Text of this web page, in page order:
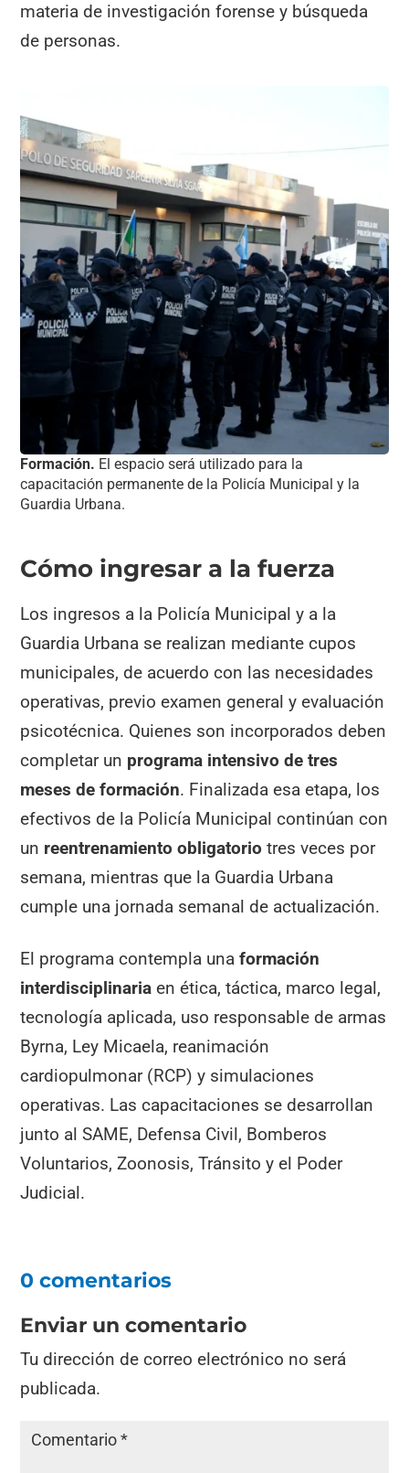
materia de investigación forense y búsqueda
de personas.
Formación. El espacio será utilizado para la
capacitación permanente de la Policía Municipal y la
Guardia Urbana.
Cómo ingresar a la fuerza
Los ingresos a la Policía Municipal y a la
Guardia Urbana se realizan mediante cupos
municipales, de acuerdo con las necesidades
operativas, previo examen general y evaluación
psicotécnica. Quienes son incorporados deben
completar un programa intensivo de tres
meses de formación. Finalizada esa etapa, los
efectivos de la Policía Municipal continúan con
un reentrenamiento obligatorio tres veces por
semana, mientras que la Guardia Urbana
cumple una jornada semanal de actualización.
El programa contempla unaformación
interdisciplinariaen ética, táctica, marco legal,
tecnología aplicada, uso responsable de armas
Byrna, Ley Micaela, reanimación
cardiopulmonar (RCP) y simulaciones
operativas. Las capacitaciones se desarrollan
junto al SAME, Defensa Civil, Bomberos
Voluntarios, Zoonosis, Tránsito y el Poder
Judicial.
0 comentarios
Enviar un comentario
Tu dirección de correo electrónico no será
publicada.